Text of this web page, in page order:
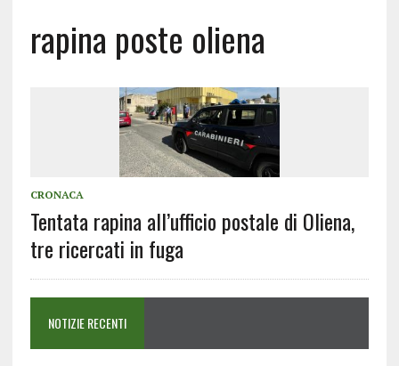
rapina poste oliena
CRONACA
Tentata rapina all’ufficio postale di Oliena,
tre ricercati in fuga
NOTIZIE RECENTI